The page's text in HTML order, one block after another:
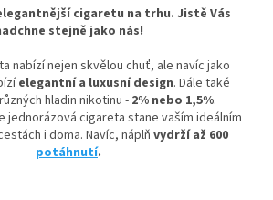
cigaretu na trhu. Jistě Vás
stejně jako nás!
nabízí nejen skvělou chuť, ale navíc jako
elegantní a luxusní design. Dále také
hladin nikotinu - 2% nebo 1,5%.
jednorázová cigareta stane vaším ideálním
i doma. Navíc, náplň vydrží až 600
potáhnutí.